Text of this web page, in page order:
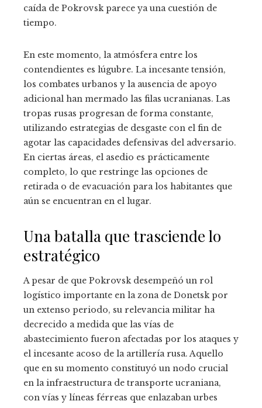
caída de Pokrovsk parece ya una cuestión de
tiempo.
En este momento, la atmósfera entre los
contendientes es lúgubre. La incesante tensión,
los combates urbanos y la ausencia de apoyo
adicional han mermado las filas ucranianas. Las
tropas rusas progresan de forma constante,
utilizando estrategias de desgaste con el fin de
agotar las capacidades defensivas del adversario.
En ciertas áreas, el asedio es prácticamente
completo, lo que restringe las opciones de
retirada o de evacuación para los habitantes que
aún se encuentran en el lugar.
Una batalla que trasciende lo
estratégico
A pesar de que Pokrovsk desempeñó un rol
logístico importante en la zona de Donetsk por
un extenso periodo, su relevancia militar ha
decrecido a medida que las vías de
abastecimiento fueron afectadas por los ataques y
el incesante acoso de la artillería rusa. Aquello
que en su momento constituyó un nodo crucial
en la infraestructura de transporte ucraniana,
con vías y líneas férreas que enlazaban urbes